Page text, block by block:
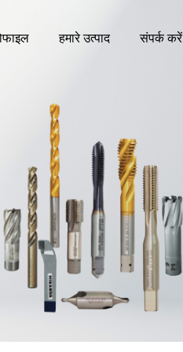
हमारे उत्पाद संपर्क करें